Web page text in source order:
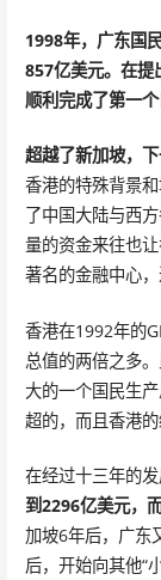
1998年，广东国
857亿美元。在提
顺利完成了第一个
超越了新加坡，
香港的特殊背景
了中国大陆与西
量的资金来往也
著名的金融中心
香港在1992年的
总值的两倍之多
大的一个国民生
超的，而且香港
在经过十三年的发
到2296亿美元，
加坡6年后，广东
后，开始向其他“